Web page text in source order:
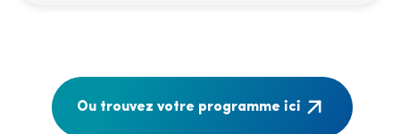
Ou trouvez votre programme ici